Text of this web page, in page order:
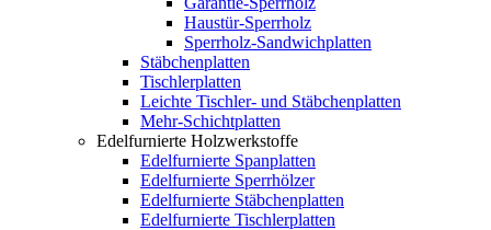
Haustür-Sperrholz
Sperrholz-Sandwichplatten
Stäbchenplatten
Tischlerplatten
Leichte Tischler- und Stäbchenplatten
Mehr-Schichtplatten
Edelfurnierte Holzwerkstoffe
Edelfurnierte Spanplatten
Edelfurnierte Sperrhölzer
Edelfurnierte Stäbchenplatten
Edelfurnierte Tischlerplatten